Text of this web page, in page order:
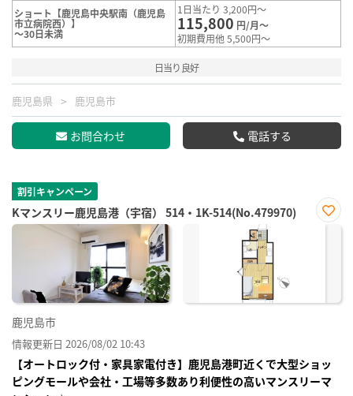
ショート【鹿児島中央駅南（鹿児島
市立病院西）】
～30日未満
1日当たり 3,200円～
115,800 円/月～
初期費用他 5,500円～
日当り良好
鹿児島県 鹿児島市
お問合わせ 電話する
割引キャンペーン
Kマンスリー鹿児島港（宇宿） 514・1K-514(No.479970)
お気
鹿児島市
情報更新日 2026/08/02 10:43
【オートロック付・家具家電付き】鹿児島港町近くで大型ショッ
ピングモールや会社・工場等多数あり利便性の高いマンスリーマ